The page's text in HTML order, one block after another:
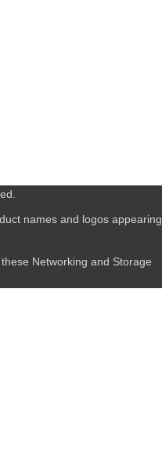
names and logos appearing
Networking and Storage